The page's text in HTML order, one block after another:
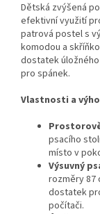
Dětská zvýšená
efektivní využití
patrová postel s
komodou a
dostatek
pro spánek.
Vlastnosti a
psacího
místo v
Výsuvný
rozměry 87
dostatek
počítači.